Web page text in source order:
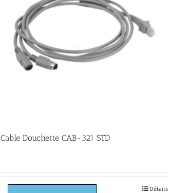
Cable Douchette CAB-321 STD
Détails